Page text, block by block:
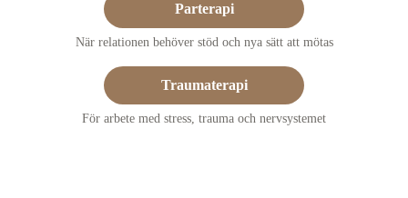
Parterapi
När relationen behöver stöd och nya sätt att mötas
Traumaterapi
För arbete med stress, trauma och nervsystemet